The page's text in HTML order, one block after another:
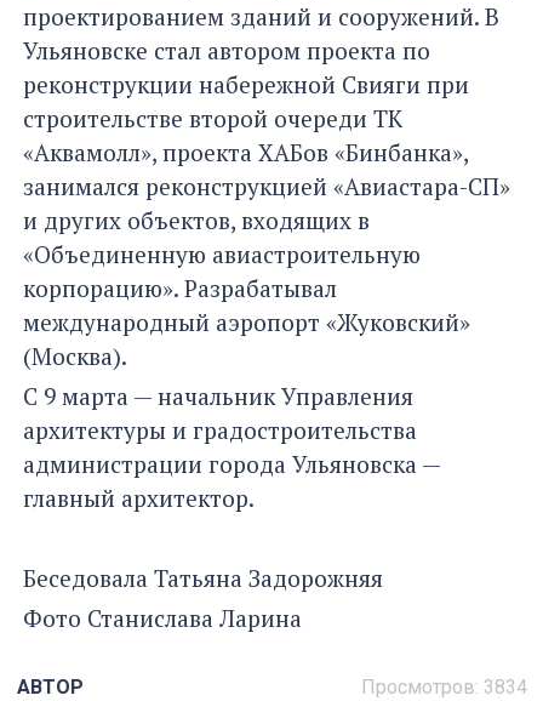
проектированием зданий и сооружений. В
Ульяновске стал автором проекта по
реконструкции набережной Свияги при
строительстве второй очереди ТК
«Аквамолл», проекта ХАБов «Бинбанка»,
занимался реконструкцией «Авиастара-СП»
и других объектов, входящих в
«Объединенную авиастроительную
корпорацию». Разрабатывал
международный аэропорт «Жуковский»
(Москва).
С 9 марта — начальник Управления
архитектуры и градостроительства
администрации города Ульяновска —
главный архитектор.
Беседовала Татьяна Задорожняя
Фото Станислава Ларина
Просмотров: 3834
АВТОР